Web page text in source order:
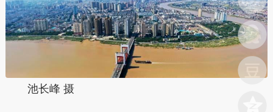
池长峰 摄